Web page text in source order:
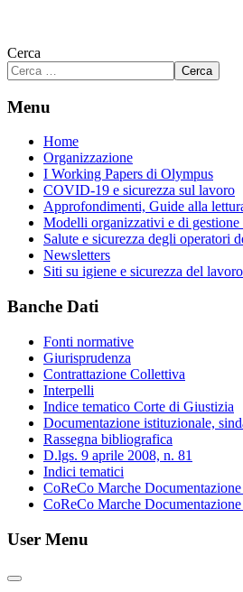
Cerca
Cerca
Menu
Home
Organizzazione
I Working Papers di Olympus
COVID-19 e sicurezza sul lavoro
Approfondimenti, Guide alla
Modelli organizzativi e di
Salute e sicurezza degli operatori
Newsletters
Siti su igiene e sicurezza del lavoro
Banche Dati
Fonti normative
Giurisprudenza
Contrattazione Collettiva
Interpelli
Indice tematico Corte di Giustizia
Documentazione istituzionale,
Rassegna bibliografica
D.lgs. 9 aprile 2008, n. 81
Indici tematici
CoReCo Marche
CoReCo Marche
User Menu